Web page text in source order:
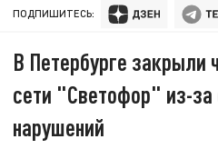
ПОДПИШИТЕСЬ:
В Петербурге закрыли
сети "Светофор" из-за
нарушений